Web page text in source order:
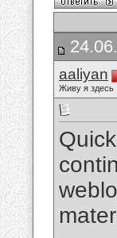
aaliyan
Живу я здесь